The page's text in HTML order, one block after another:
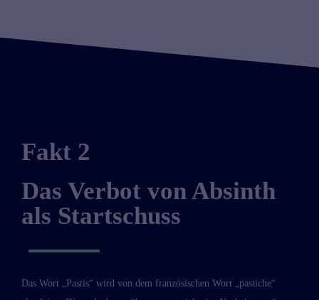
Fakt 2
Das Verbot von Absinth
als Startschuss
Das Wort „Pastis“ wird von dem französischen Wort „pastiche“